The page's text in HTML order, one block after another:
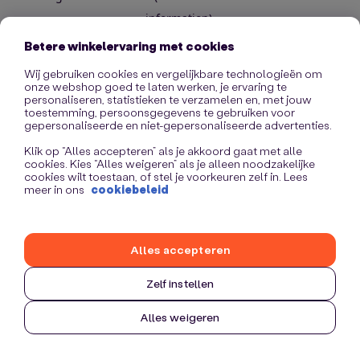
information).
Betere winkelervaring met cookies
Wij gebruiken cookies en vergelijkbare technologieën om
onze webshop goed te laten werken, je ervaring te
personaliseren, statistieken te verzamelen en, met jouw
toestemming, persoonsgegevens te gebruiken voor
gepersonaliseerde en niet-gepersonaliseerde advertenties.
Klik op “Alles accepteren” als je akkoord gaat met alle
cookies. Kies “Alles weigeren” als je alleen noodzakelijke
cookies wilt toestaan, of stel je voorkeuren zelf in. Lees
meer in ons cookiebeleid
Zelf instellen
Alles weigeren
Alles accepteren